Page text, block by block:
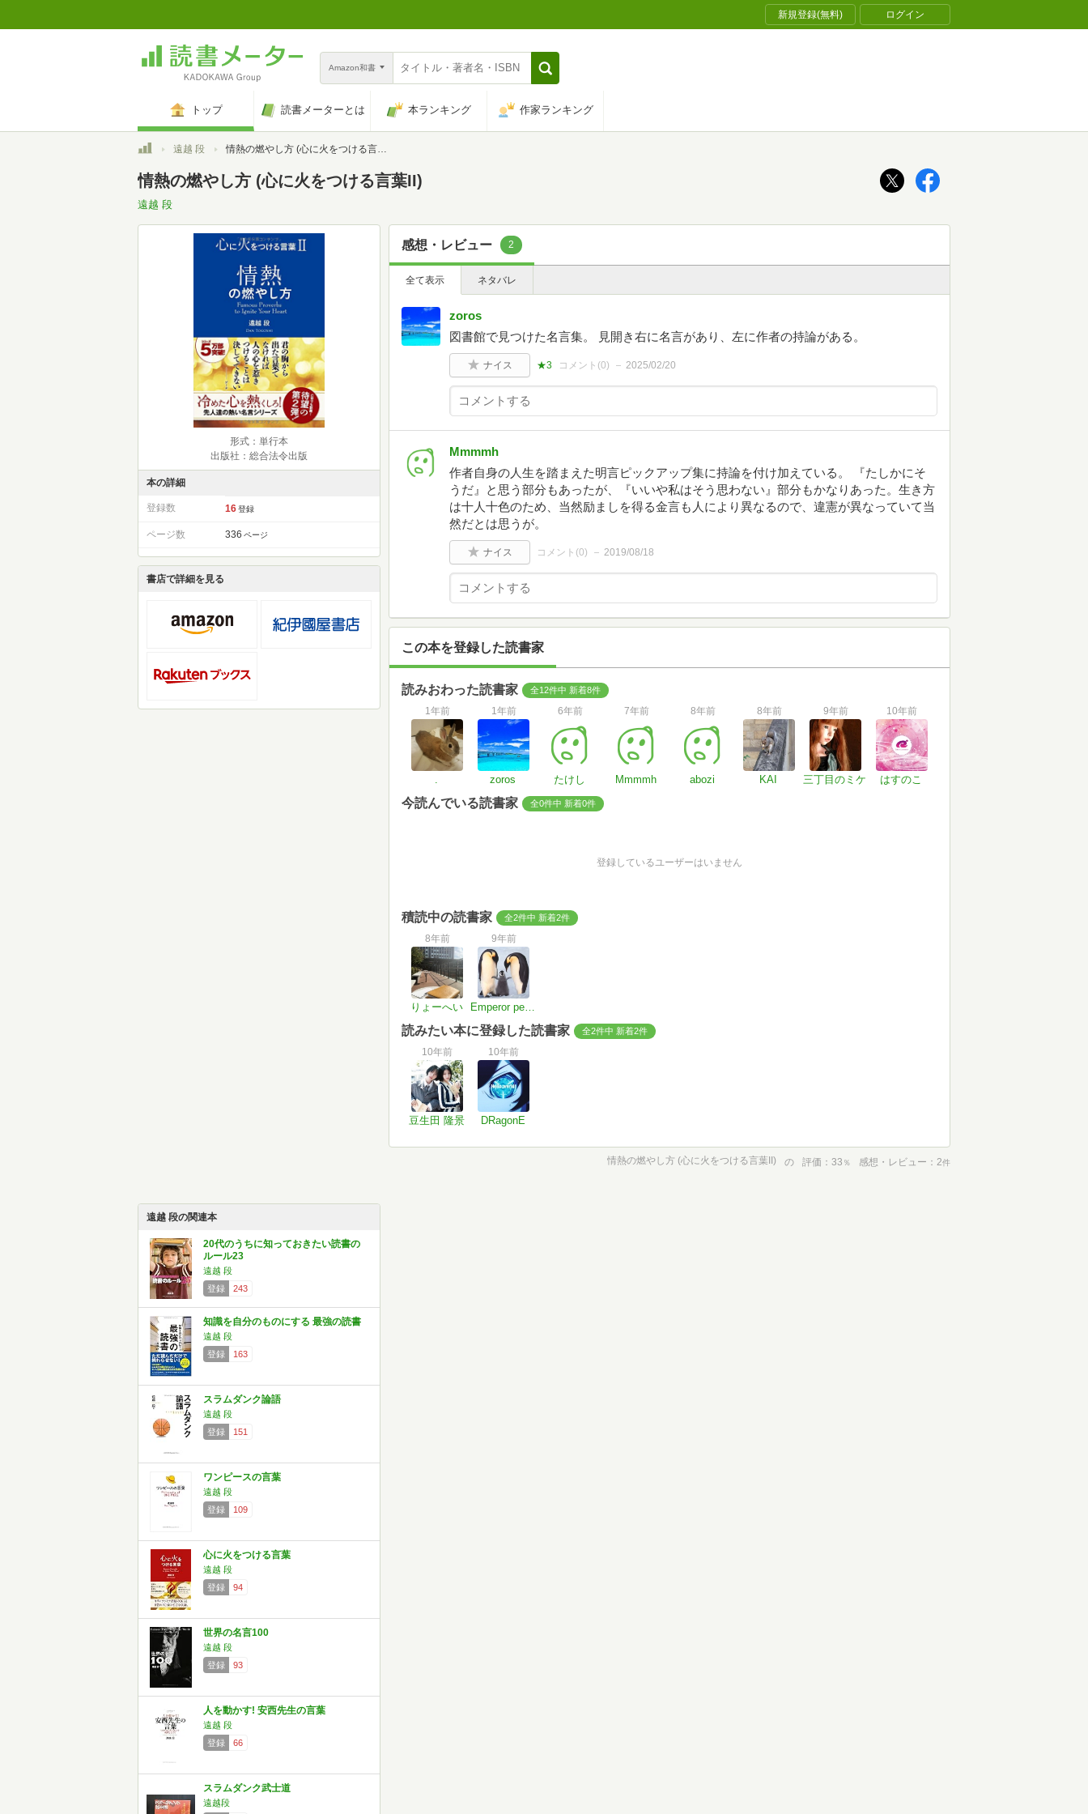
新規登録(無料) ログイン
Amazon和書
トップ 読書メーターとは 本ランキング 作家ランキング
トップ遠越 段 情熱の燃やし方 (心に火をつける言葉II)
情熱の燃やし方 (心に火をつける言葉II)
遠越 段
形式：単行本
出版社：総合法令出版
本の詳細
登録数 16 登録
ページ数 336 ページ
書店で詳細を見る
遠越 段の関連本
20代のうちに知っておきたい読書の
ルール23
遠越 段
登録
243
知識を自分のものにする 最強の読書
遠越 段
登録
163
スラムダンク論語
遠越 段
登録
151
ワンピースの言葉
遠越 段
登録
109
心に火をつける言葉
遠越 段
登録
94
世界の名言100
遠越 段
登録
93
人を動かす! 安西先生の言葉
遠越 段
登録
66
スラムダンク武士道
遠越段
感想・レビュー 2
全て表示 ネタバレ
zoros
図書館で見つけた名言集。 見開き右に名言があり、左に作者の持論がある。
ナイス ★3 コメント(0) 2025/02/20
Mmmmh
作者自身の人生を踏まえた明言ピックアップ集に持論を付け加えている。 『たしかにそ
うだ』と思う部分もあったが、『いいや私はそう思わない』部分もかなりあった。生き方
は十人十色のため、当然励ましを得る金言も人により異なるので、違憲が異なっていて当
然だとは思うが。
ナイス コメント(0) 2019/08/18
この本を登録した読書家
読みおわった読書家 全12件中 新着8件
1年前
.
1年前
zoros
6年前
たけし
7年前
Mmmmh
8年前
abozi
8年前
KAI
9年前
三丁目のミケ
10年前
はすのこ
今読んでいる読書家 全0件中 新着0件
登録しているユーザーはいません
積読中の読書家 全2件中 新着2件
8年前
りょーへい
9年前
Emperor penguin
読みたい本に登録した読書家 全2件中 新着2件
10年前
豆生田 隆景
10年前
DRagonE
情熱の燃やし方 (心に火をつける言葉II) の 評価 33 ％ 感想・レビュー 2件